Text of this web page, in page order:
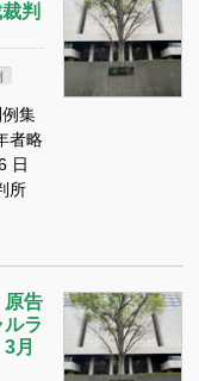
判
集
者略
日
所
原告
ラ
月